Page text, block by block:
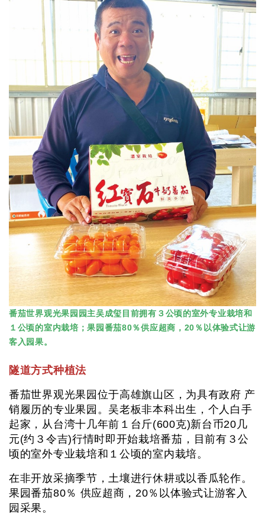
番茄世界观光果园园主吴成玺目前拥有３公顷的室外专业栽培和
１公顷的室内栽培；果园番茄80％供应超商，20％以体验式让游
客入园果。
隧道方式种植法
番茄世界观光果园位于高雄旗山区，为具有政府 产
销履历的专业果园。吴老板非本科出生，个人白手
起家，从台湾十几年前１台斤(600克)新台币20几
元(约３令吉)行情时即开始栽培番茄，目前有３公
顷的室外专业栽培和１公顷的室内栽培。
在非开放采摘季节，土壤进行休耕或以香瓜轮作。
果园番茄80％ 供应超商，20％以体验式让游客入
园采果。